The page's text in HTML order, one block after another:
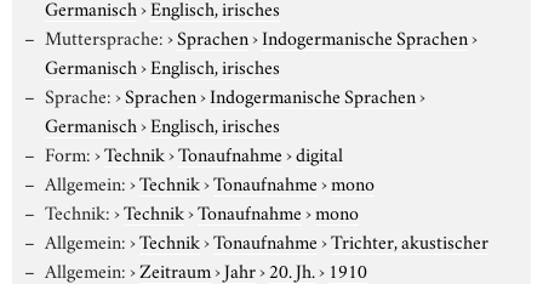
Germanisch›Englisch, irisches
Muttersprache:›Sprachen›Indogermanische Sprachen›
Germanisch›Englisch, irisches
Sprache:›Sprachen›Indogermanische Sprachen›
Germanisch›Englisch, irisches
Form:›Technik›Tonaufnahme›digital
Allgemein:›Technik›Tonaufnahme›mono
Technik:›Technik›Tonaufnahme›mono
Allgemein:›Technik›Tonaufnahme›Trichter, akustischer
Allgemein:›Zeitraum›Jahr›20. Jh.› 1910